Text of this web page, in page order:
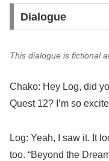
Dialogue
This dialogue is fictional
Chako: Hey Log, did
Quest 12? I’m so
Log: Yeah, I saw it. It
too. “Beyond the